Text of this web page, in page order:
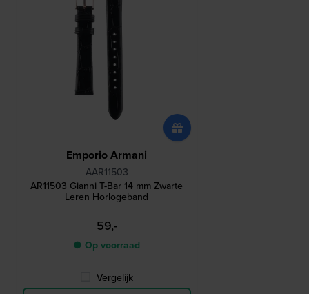
Emporio Armani
AAR11503
AR11503 Gianni T-Bar 14 mm Zwarte
Leren Horlogeband
59,-
● Op voorraad
Vergelijk